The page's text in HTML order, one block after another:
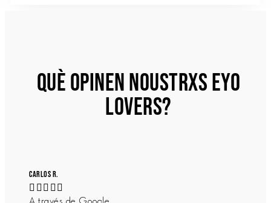
QUÈ OPINEN NOUSTRXS EYO
LOVERS?
Carlos R.
    